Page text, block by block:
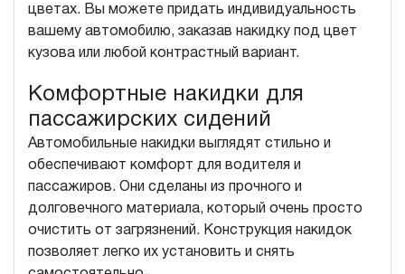
цветах. Вы можете придать индивидуальность
вашему автомобилю, заказав накидку под цвет
кузова или любой контрастный вариант.
Комфортные накидки для
пассажирских сидений
Автомобильные накидки выглядят стильно и
обеспечивают комфорт для водителя и
пассажиров. Они сделаны из прочного и
долговечного материала, который очень просто
очистить от загрязнений. Конструкция накидок
позволяет легко их установить и снять